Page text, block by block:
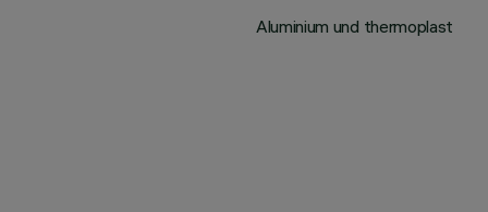
Aluminium und thermoplast